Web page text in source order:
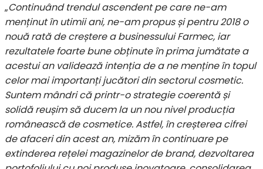
„Continuând trendul ascendent pe care ne-am
menținut în utimii ani, ne-am propus și pentru 2018 o
nouă rată de creștere a businessului Farmec, iar
rezultatele foarte bune obținute în prima jumătate a
acestui an validează intenția de a ne menține în topul
celor mai importanți jucători din sectorul cosmetic.
Suntem mândri că printr-o strategie coerentă și
solidă reușim să ducem la un nou nivel producția
românească de cosmetice. Astfel, în creșterea cifrei
de afaceri din acest an, mizăm în continuare pe
extinderea rețelei magazinelor de brand, dezvoltarea